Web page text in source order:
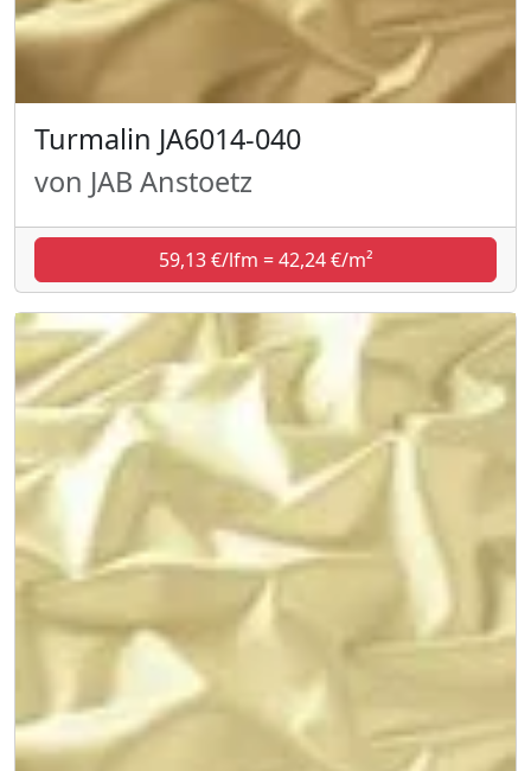
Turmalin JA6014-040
von JAB Anstoetz
59,13 €/lfm = 42,24 €/m²